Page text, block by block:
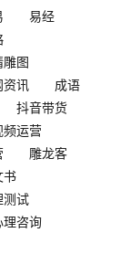
易经
雕图
资讯
成语
抖音带货
频运营
雕龙客
书
测试
理咨询